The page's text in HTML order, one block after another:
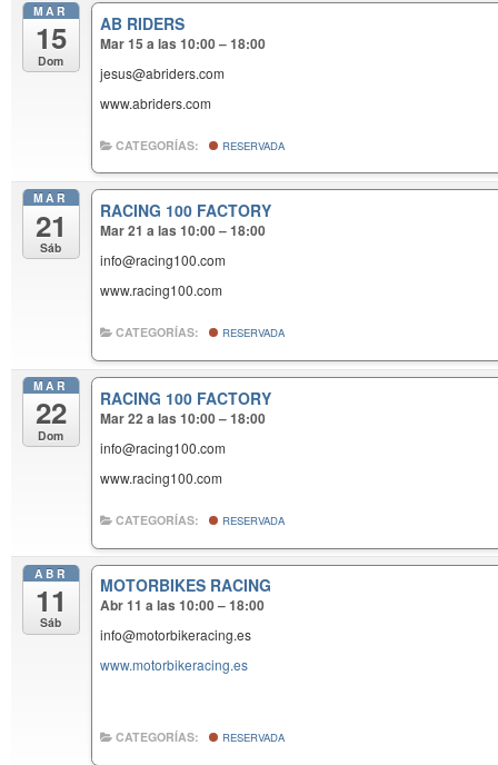
MAR
15
Dom
AB RIDERS
Mar 15 a las 10:00 – 18:00
jesus@abriders.com
www.abriders.com
CATEGORÍAS: RESERVADA
MAR
21
Sáb
RACING 100 FACTORY
Mar 21 a las 10:00 – 18:00
info@racing100.com
www.racing100.com
CATEGORÍAS: RESERVADA
MAR
22
Dom
RACING 100 FACTORY
Mar 22 a las 10:00 – 18:00
info@racing100.com
www.racing100.com
CATEGORÍAS: RESERVADA
ABR
11
Sáb
MOTORBIKES RACING
Abr 11 a las 10:00 – 18:00
info@motorbikeracing.es
www.motorbikeracing.es
CATEGORÍAS: RESERVADA